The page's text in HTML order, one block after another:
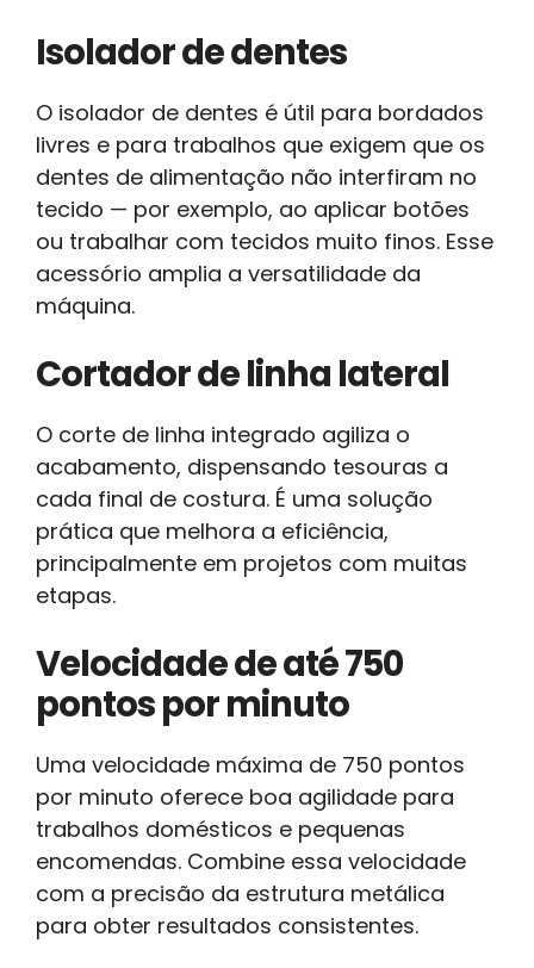
Isolador de dentes
O isolador de dentes é útil para bordados
livres e para trabalhos que exigem que os
dentes de alimentação não interfiram no
tecido — por exemplo, ao aplicar botões
ou trabalhar com tecidos muito finos. Esse
acessório amplia a versatilidade da
máquina.
Cortador de linha lateral
O corte de linha integrado agiliza o
acabamento, dispensando tesouras a
cada final de costura. É uma solução
prática que melhora a eficiência,
principalmente em projetos com muitas
etapas.
Velocidade de até 750
pontos por minuto
Uma velocidade máxima de 750 pontos
por minuto oferece boa agilidade para
trabalhos domésticos e pequenas
encomendas. Combine essa velocidade
com a precisão da estrutura metálica
para obter resultados consistentes.